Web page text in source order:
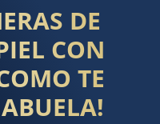
DE
CON
TE